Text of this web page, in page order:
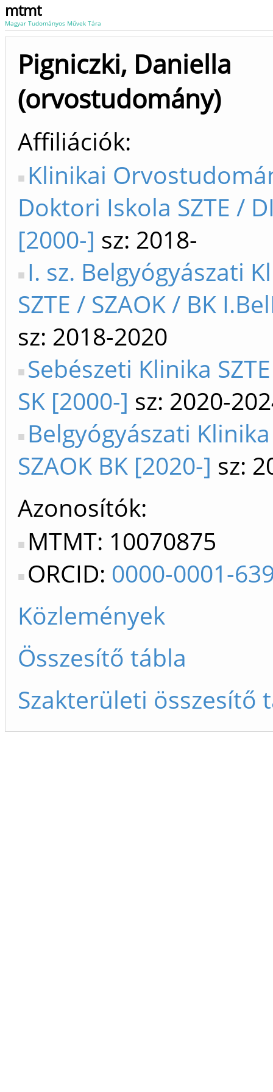
mtmt
Magyar Tudományos Művek Tára
Pigniczki, Daniella
(orvostudomány)
Affiliációk
Klinikai
Doktori Iskola SZTE /
[2000-] sz: 2018-
I. sz. Belgyógyászati
SZTE / SZAOK / BK
sz: 2018-2020
Sebészeti Klinika
SK [2000-] sz: 2020-
Belgyógyászati Klinika
SZAOK BK [2020-] sz:
Azonosítók
MTMT: 10070875
ORCID: 0000-0001-
Közlemények
Összesítő tábla
Szakterületi összesítő